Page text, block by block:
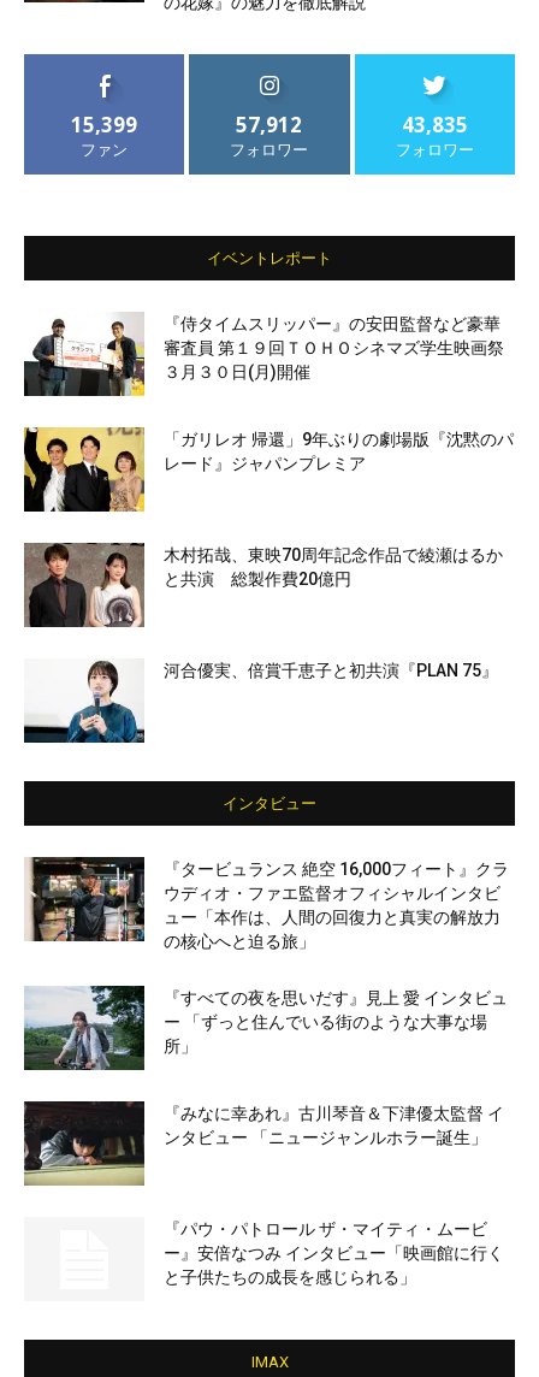
15,399
ファン
57,912
フォロワー
43,835
フォロワー
イベントレポート
『侍タイムスリッパー』の安田監督など豪華
審査員 第１９回ＴＯＨＯシネマズ学生映画祭
３月３０日(月)開催
「ガリレオ 帰還」9年ぶりの劇場版『沈黙のパ
レード』ジャパンプレミア
木村拓哉、東映70周年記念作品で綾瀬はるか
と共演 総製作費20億円
河合優実、倍賞千恵子と初共演『PLAN 75』
インタビュー
『タービュランス 絶空 16,000フィート』クラ
ウディオ・ファエ監督オフィシャルインタビ
ュー「本作は、人間の回復力と真実の解放力
の核心へと迫る旅」
『すべての夜を思いだす』見上 愛 インタビュ
ー 「ずっと住んでいる街のような大事な場
所」
『みなに幸あれ』古川琴音＆下津優太監督 イ
ンタビュー 「ニュージャンルホラー誕生」
『パウ・パトロール ザ・マイティ・ムービ
ー』安倍なつみ インタビュー「映画館に行く
と子供たちの成長を感じられる」
IMAX